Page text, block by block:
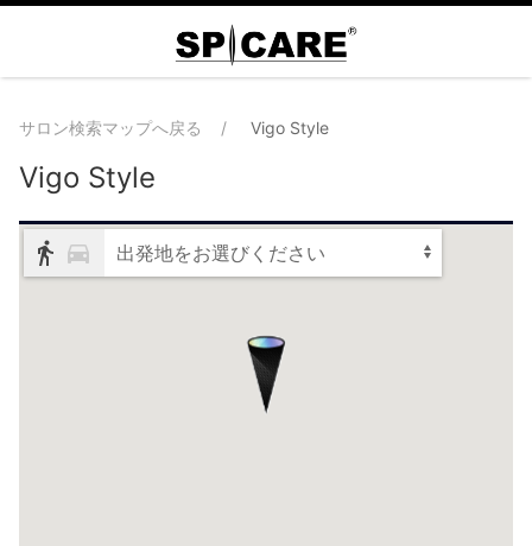
サロン検索マップへ戻る Vigo Style
Vigo Style
出発地をお選びください